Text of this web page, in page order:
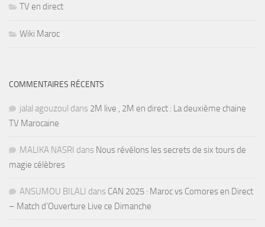
TV en direct
Wiki Maroc
COMMENTAIRES RÉCENTS
jalal agouzoul dans 2M live , 2M en direct : La deuxième chaine
TV Marocaine
MALIKA NASRI dans Nous révélons les secrets de six tours de
magie célèbres
ANSUMOU BILALI dans CAN 2025 : Maroc vs Comores en Direct
– Match d’Ouverture Live ce Dimanche